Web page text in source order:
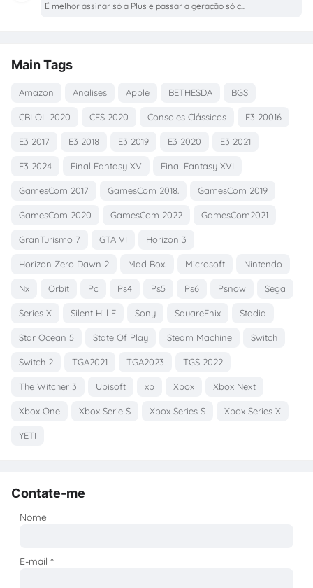
É melhor assinar só a Plus e passar a geração só c...
Main Tags
Amazon Analises Apple BETHESDA BGS
CBLOL 2020 CES 2020 Consoles Clássicos E3 20016
E3 2017 E3 2018 E3 2019 E3 2020 E3 2021
E3 2024 Final Fantasy XV Final Fantasy XVI
GamesCom 2017 GamesCom 2018. GamesCom 2019
GamesCom 2020 GamesCom 2022 GamesCom2021
GranTurismo 7 GTA VI Horizon 3
Horizon Zero Dawn 2 Mad Box. Microsoft Nintendo
Nx Orbit Pc Ps4 Ps5 Ps6 Psnow Sega
Series X Silent Hill F Sony SquareEnix Stadia
Star Ocean 5 State Of Play Steam Machine Switch
Switch 2 TGA2021 TGA2023 TGS 2022
The Witcher 3 Ubisoft xb Xbox Xbox Next
Xbox One Xbox Serie S Xbox Series S Xbox Series X
YETI
Contate-me
Nome
E-mail*